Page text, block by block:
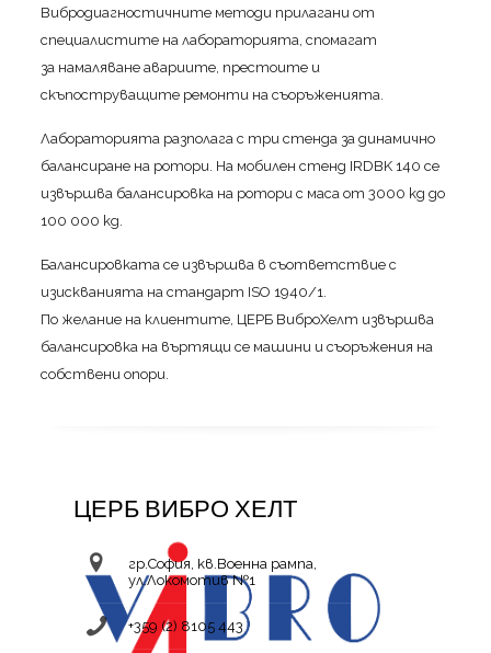
Вибродиагностичните методи прилагани от
специалистите на лабораторията, спомагат
за намаляване авариите, престоите и
скъпоструващите ремонти на съоръженията.
Лабораторията разполага с три стенда за динамично
балансиране на ротори. На мобилен стенд IRDBK 140 се
извършва балансировка на ротори с маса от 3000 kg до
100 000 kg.
Балансировката се извършва в съответствие с
изискванията на стандарт ISO 1940/1.
По желание на клиентите, ЦЕРБ ВиброХелт извършва
балансировка на въртящи се машини и съоръжения на
собствени опори.
ЦЕРБ ВИБРО ХЕЛТ
гр.София, кв.Военна рампа,
ул.Локомотив №1
+359 (2) 8105 443